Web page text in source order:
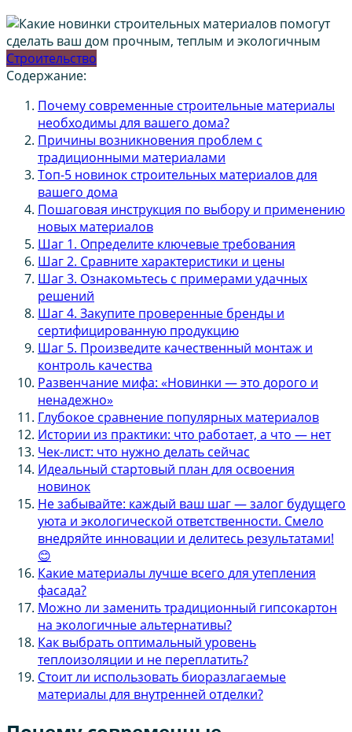
Строительство
Содержание:
Почему современные строительные материалы
необходимы для вашего дома?
Причины возникновения проблем с
традиционными материалами
Топ-5 новинок строительных материалов для
вашего дома
Пошаговая инструкция по выбору и применению
новых материалов
Шаг 1. Определите ключевые требования
Шаг 2. Сравните характеристики и цены
Шаг 3. Ознакомьтесь с примерами удачных
решений
Шаг 4. Закупите проверенные бренды и
сертифицированную продукцию
Шаг 5. Произведите качественный монтаж и
контроль качества
Развенчание мифа: «Новинки — это дорого и
ненадежно»
Глубокое сравнение популярных материалов
Истории из практики: что работает, а что — нет
Чек-лист: что нужно делать сейчас
Идеальный стартовый план для освоения
новинок
Не забывайте: каждый ваш шаг — залог будущего
уюта и экологической ответственности. Смело
внедряйте инновации и делитесь результатами!
😊
Какие материалы лучше всего для утепления
фасада?
Можно ли заменить традиционный гипсокартон
на экологичные альтернативы?
Как выбрать оптимальный уровень
теплоизоляции и не переплатить?
Стоит ли использовать биоразлагаемые
материалы для внутренней отделки?